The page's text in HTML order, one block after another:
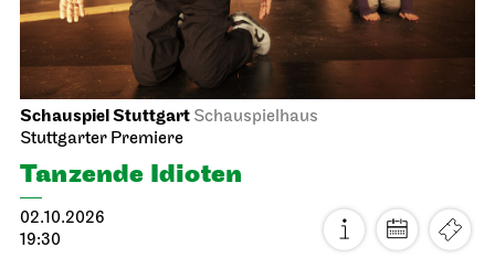
Schauspiel Stuttgart Schauspielhaus
Stuttgarter Premiere
Tanzende Idioten
02.10.2026
19:30